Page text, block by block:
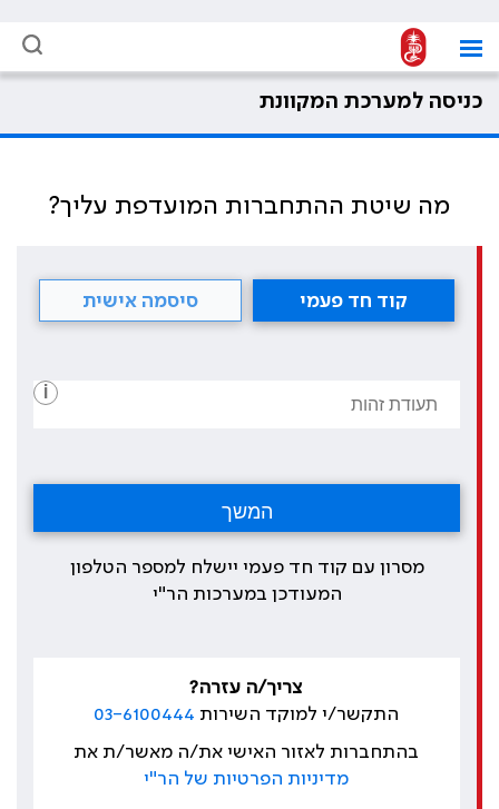
כניסה למערכת המקוונת
מה שיטת ההתחברות המועדפת עליך?
קוד חד פעמי סיסמה אישית
i
מסרון עם קוד חד פעמי יישלח למספר הטלפון
המעודכן במערכות הר"י
צריך/ה עזרה?
התקשר/י למוקד השירות 03-6100444
בהתחברות לאזור האישי את/ה מאשר/ת את
מדיניות הפרטיות של הר"י